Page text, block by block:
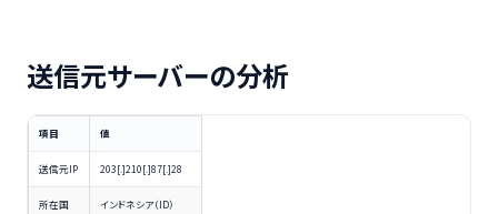
送信元サーバーの分析
項目 値
送信元IP 203[.]210[.]87[.]28
所在国 インドネシア（ID）